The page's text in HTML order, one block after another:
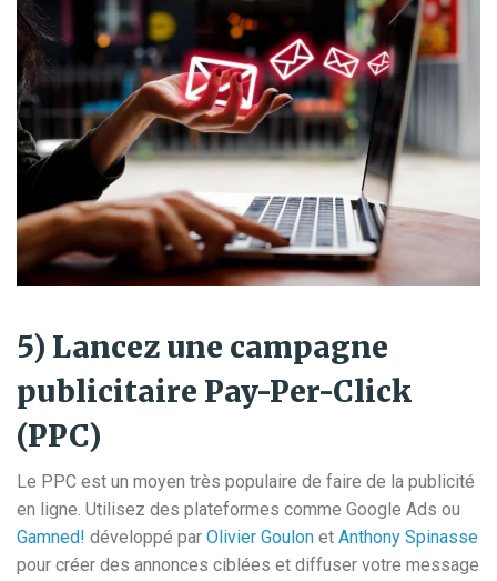
5) Lancez une campagne
publicitaire Pay-Per-Click
(PPC)
Le PPC est un moyen très populaire de faire de la publicité
en ligne. Utilisez des plateformes comme Google Ads ou
Gamned! développé par Olivier Goulon et Anthony Spinasse
pour créer des annonces ciblées et diffuser votre message